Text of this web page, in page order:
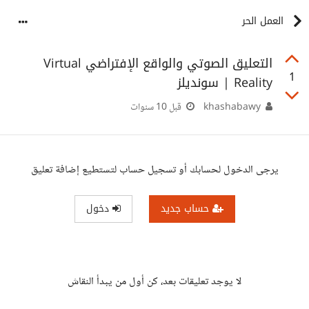
العمل الحر
1
التعليق الصوتي والواقع الإفتراضي Virtual
Reality | سونديلز
قبل 10 سنوات
يرجى الدخول لحسابك أو تسجيل حساب لتستطيع إضافة تعليق
حساب جديد دخول
لا يوجد تعليقات بعد، كن أول من يبدأ النقاش